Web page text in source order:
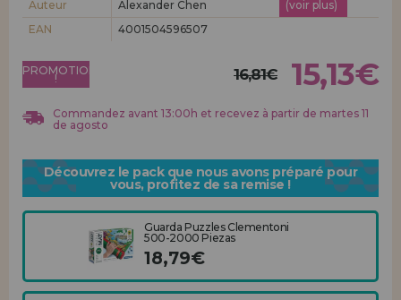
Allez-y! Nous vous attendions.
Auteur
Alexander Chen
(voir plus)
EAN
4001504596507
PROMOTION
! 16,81€ 15,13€
Commandez avant 13:00h et recevez à partir de martes 11
de agosto
Découvrez le pack que nous avons préparé pour
vous, profitez de sa remise !
Guarda Puzzles Clementoni
500-2000 Piezas
18,79€